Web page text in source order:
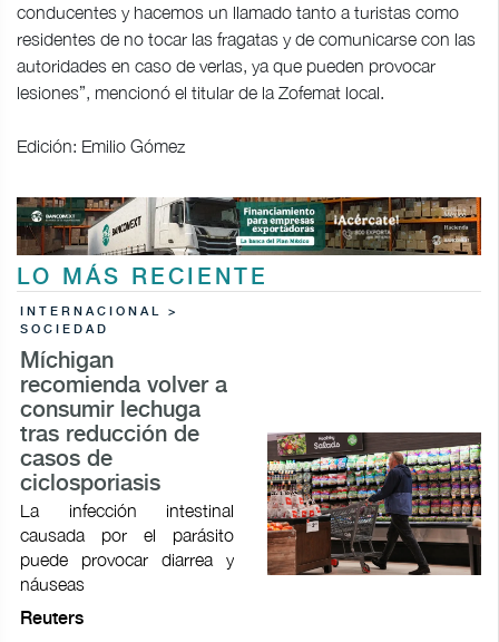
conducentes y hacemos un llamado tanto a turistas como
residentes de no tocar las fragatas y de comunicarse con las
autoridades en caso de verlas, ya que pueden provocar
lesiones”, mencionó el titular de la Zofemat local.
Edición: Emilio Gómez
LO MÁS RECIENTE
INTERNACIONAL >
SOCIEDAD
Míchigan
recomienda volver a
consumir lechuga
tras reducción de
casos de
ciclosporiasis
La infección intestinal
causada por el parásito
puede provocar ​diarrea y
náuseas
Reuters